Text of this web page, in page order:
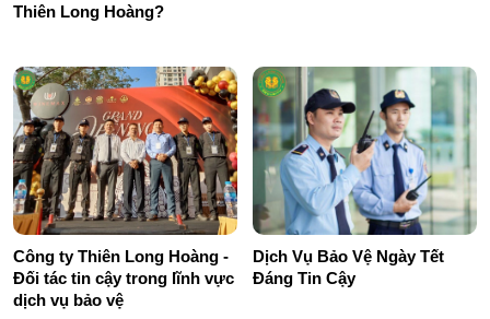
Thiên Long Hoàng?
Công ty Thiên Long Hoàng -
Đối tác tin cậy trong lĩnh vực
dịch vụ bảo vệ
Dịch Vụ Bảo Vệ Ngày Tết
Đáng Tin Cậy